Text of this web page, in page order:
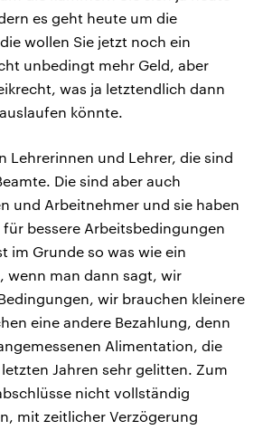
es geht heute um die
wollen Sie jetzt noch ein
unbedingt mehr Geld, aber
was ja letztendlich dann
könnte.
Lehrerinnen und Lehrer, die sind
Die sind aber auch
und Arbeitnehmer und sie haben
bessere Arbeitsbedingungen
im Grunde so was wie ein
wenn man dann sagt, wir
wir brauchen kleinere
eine andere Bezahlung, denn
Alimentation, die
Jahren sehr gelitten. Zum
nicht vollständig
mit zeitlicher Verzögerung